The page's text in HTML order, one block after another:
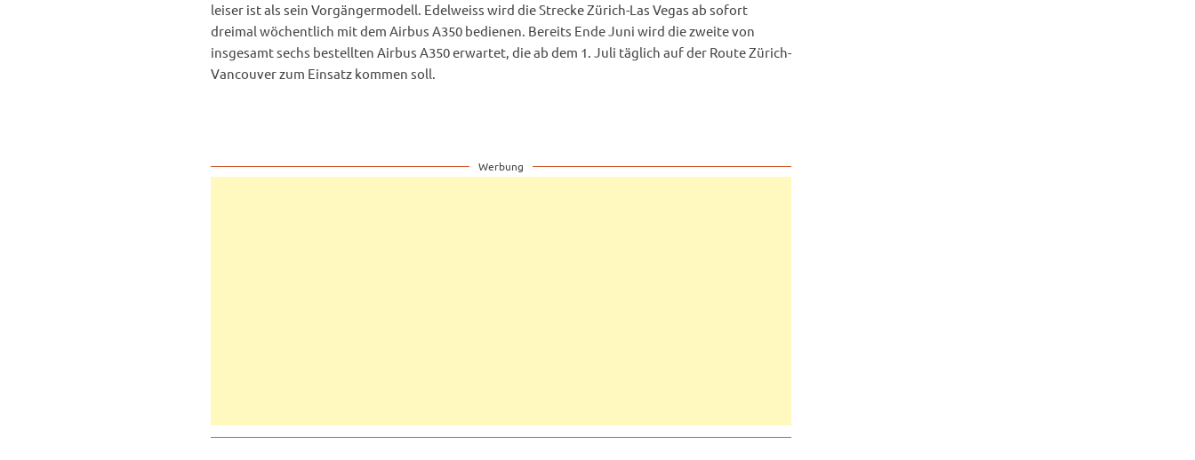
leiser ist als sein Vorgängermodell. Edelweiss wird die Strecke Zürich-Las Vegas ab sofort
dreimal wöchentlich mit dem Airbus A350 bedienen. Bereits Ende Juni wird die zweite von
insgesamt sechs bestellten Airbus A350 erwartet, die ab dem 1. Juli täglich auf der Route Zürich-
Vancouver zum Einsatz kommen soll.
Werbung